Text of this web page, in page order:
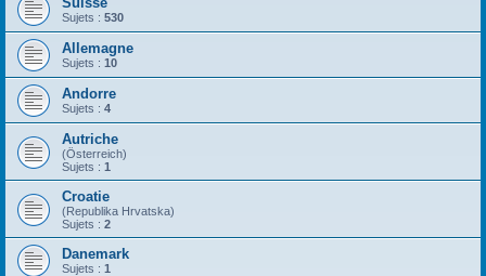
Sujets : 530
Allemagne
Sujets : 10
Andorre
Sujets : 4
Autriche
(Österreich)
Sujets : 1
Croatie
(Republika Hrvatska)
Sujets : 2
Danemark
Sujets : 1